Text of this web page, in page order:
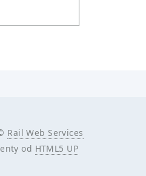
Rail Web Services
od HTML5 UP